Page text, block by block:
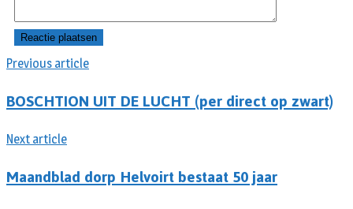
Previous article
BOSCHTION UIT DE LUCHT (per direct op zwart)
Next article
Maandblad dorp Helvoirt bestaat 50 jaar